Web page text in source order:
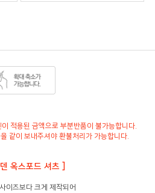
적용된 금액으로 부분반품이 불가능합니다.
같이 보내주셔야 환불처리가 가능합니다.
옥스포드 셔츠 ]
이즈보다 크게 제작되어